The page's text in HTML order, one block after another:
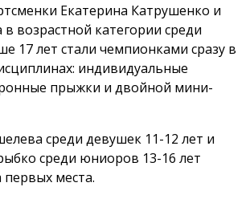
Екатерина Катрушенко и
возрастной категории среди
17 лет стали чемпионками сразу в
индивидуальные
прыжки и двойной мини-
среди девушек 11-12 лет и
среди юниоров 13-16 лет
первых места.